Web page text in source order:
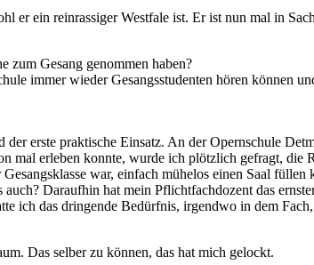
er ein rein­ras­si­ger West­fa­le ist. Er ist nun mal in
Ge­sang ge­nom­men haben?
im­mer wie­der Ge­sangs­stu­den­ten hö­ren kön­nen
ers­te prak­ti­sche Ein­satz. An der Opern­schu­le
er­le­ben konn­te, wur­de ich plötz­lich ge­fragt, die
war, ein­fach mü­he­los ei­nen Saal
Dar­auf­hin hat mein Pflicht­fach­do­zent das
das drin­gen­de Be­dürf­nis, ir­gend­wo in dem
Das sel­ber zu kön­nen, das hat mich gelockt.